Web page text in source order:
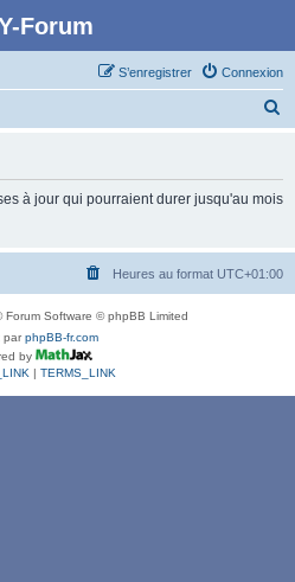
Forum
Connexion
S’enregistrer
c
à jour qui pourraient durer jusqu'au mois
Heures au format UTC+01:00
Forum Software © phpBB Limited
parphpBB-fr.com
by
| TERMS_LINK